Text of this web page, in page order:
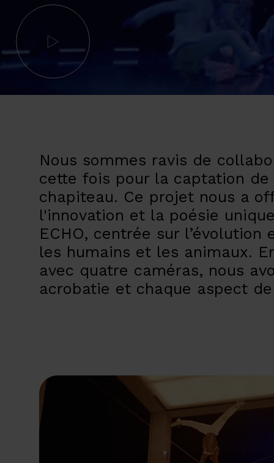
Nous sommes ravis de
cette fois pour la captation
chapiteau. Ce projet nous a
l'innovation et la poésie
ECHO, centrée sur
les humains et les animaux.
avec quatre caméras, nous
acrobatie et chaque aspect